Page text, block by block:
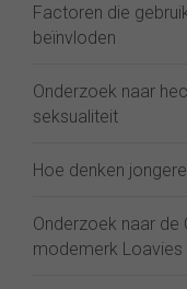
Factoren die
beïnvloden
Onderzoek naar
seksualiteit
Hoe denken
Onderzoek naar
modemerk Loavies